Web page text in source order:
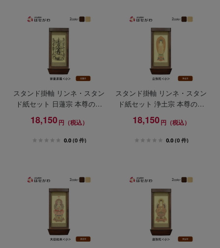
スタンド掛軸 リンネ・スタン
ド紙セット 日蓮宗 本尊のみ
小
18,150円（税込）
0.0 (0 件)
スタンド掛軸 リンネ・スタン
ド紙セット 浄土宗 本尊のみ
小
18,150円（税込）
0.0 (0 件)